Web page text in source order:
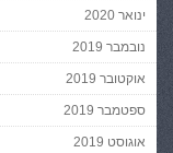
ינואר 2020
נובמבר 2019
אוקטובר 2019
ספטמבר 2019
אוגוסט 2019